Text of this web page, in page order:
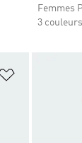
Femmes
3 couleurs
Ajouter à la